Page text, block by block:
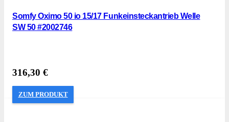
Somfy Oximo 50 io 15/17 Funkeinsteckantrieb Welle
SW 50 #2002746
316,30 €
ZUM PRODUKT